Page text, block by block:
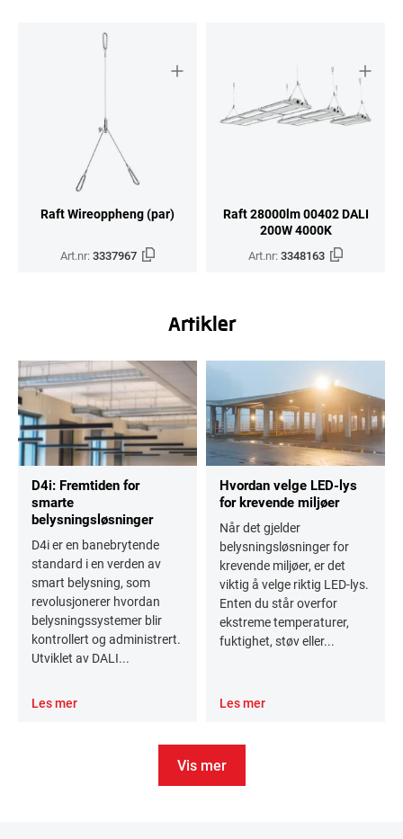
Raft Wireoppheng (par)
Art.nr:3337967
Raft 28000lm 00402 DALI
200W 4000K
Art.nr:3348163
Artikler
D4i: Fremtiden for
smarte
belysningsløsninger
D4i er en banebrytende
standard i en verden av
smart belysning, som
revolusjonerer hvordan
belysningssystemer blir
kontrollert og administrert.
Utviklet av DALI...
Les mer
Hvordan velge LED-lys
for krevende miljøer
Når det gjelder
belysningsløsninger for
krevende miljøer, er det
viktig å velge riktig LED-lys.
Enten du står overfor
ekstreme temperaturer,
fuktighet, støv eller...
Les mer
Vis mer